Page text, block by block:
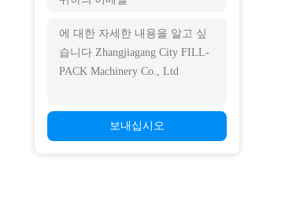
보내십시오